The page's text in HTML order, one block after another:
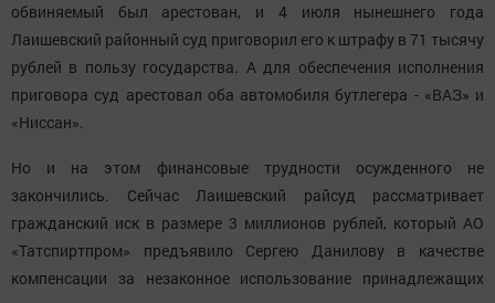
обвиняемый был арестован, и 4 июля нынешнего года
Лаишевский районный суд приговорил его к штрафу в 71 тысячу
рублей в пользу государства. А для обеспечения исполнения
приговора суд арестовал оба автомобиля бутлегера - «ВАЗ» и
«Ниссан».
Но и на этом финансовые трудности осужденного не
закончились. Сейчас Лаишевский райсуд рассматривает
гражданский иск в размере 3 миллионов рублей, который АО
«Татспиртпром» предъявило Сергею Данилову в качестве
компенсации за незаконное использование принадлежащих